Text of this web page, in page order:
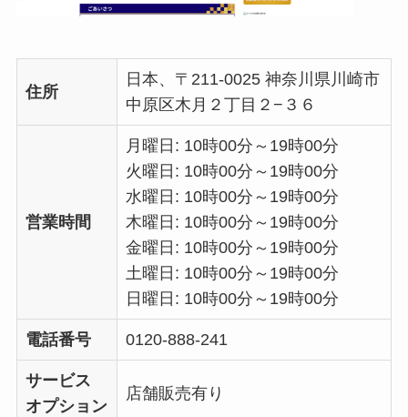
住所
日本、〒211-0025 神奈川県川崎市
中原区木月２丁目２−３６
営業時間
月曜日: 10時00分～19時00分
火曜日: 10時00分～19時00分
水曜日: 10時00分～19時00分
木曜日: 10時00分～19時00分
金曜日: 10時00分～19時00分
土曜日: 10時00分～19時00分
日曜日: 10時00分～19時00分
電話番号 0120-888-241
サービス
オプション
店舗販売有り